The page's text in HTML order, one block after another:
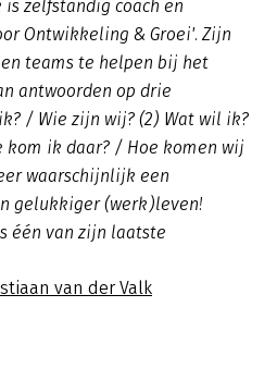
zelfstandig coach en
Ontwikkeling & Groei'. Zijn
teams te helpen bij het
antwoorden op drie
/ Wie zijn wij? (2) Wat wil ik?
kom ik daar? / Hoe komen wij
waarschijnlijk een
gelukkiger (werk)leven!
één van zijn laatste
van der Valk